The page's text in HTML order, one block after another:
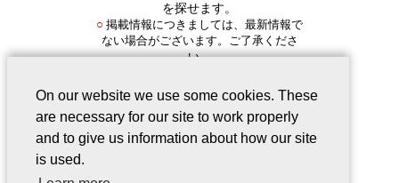
を探せます。
○ 掲載情報につきましては、最新情報で
ない場合がございます。ご了承くださ
い。
会社案内
On our website we use some cookies. These
are necessary for our site to work properly
and to give us information about how our site
is used.